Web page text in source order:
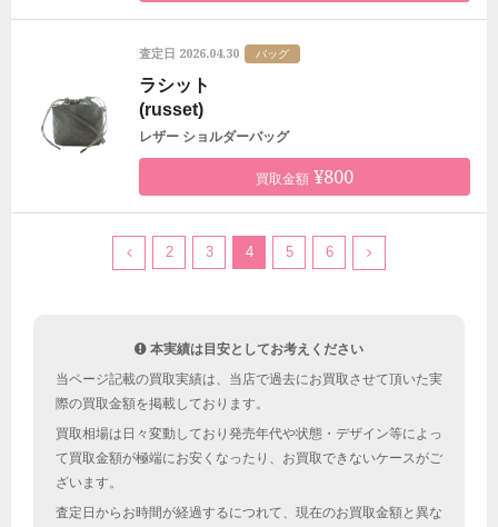
査定日 2026.04.30 バッグ
ラシット
(russet)
レザー ショルダーバッグ
買取金額 ¥800
2 3 4 5 6
本実績は目安としてお考えください
当ページ記載の買取実績は、当店で過去にお買取させて頂いた実
際の買取金額を掲載しております。
買取相場は日々変動しており発売年代や状態・デザイン等によっ
て買取金額が極端にお安くなったり、お買取できないケースがご
ざいます。
査定日からお時間が経過するにつれて、現在のお買取金額と異な